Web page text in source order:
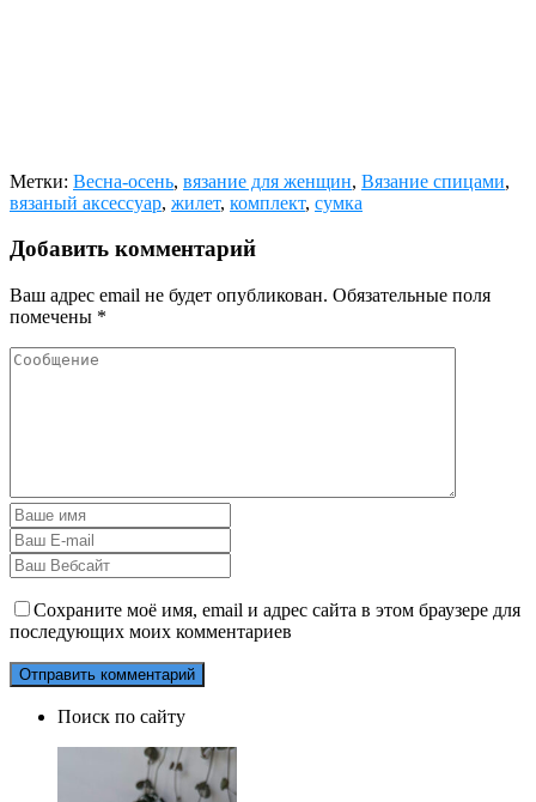
Метки: Весна-осень, вязание для женщин, Вязание спицами,
вязаный аксессуар, жилет, комплект, сумка
Добавить комментарий
Ваш адрес email не будет опубликован. Обязательные поля
помечены *
Сохраните моё имя, email и адрес сайта в этом браузере для
последующих моих комментариев
Поиск по сайту